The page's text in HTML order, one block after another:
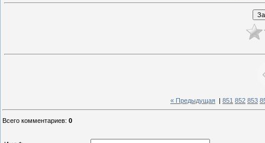
« Предыдущая 851 852 853
Всего комментариев: 0